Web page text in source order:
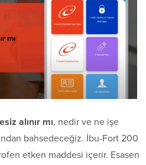
alınır mı, nedir ve ne işe
bahsedeceğiz. İbu-Fort 200
etken maddesi içerir. Esasen